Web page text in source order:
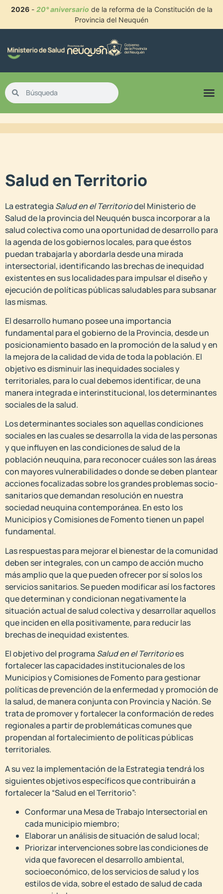
2026- 20° aniversario de la reforma de la Constitución de la
Provincia del Neuquén
Salud en Territorio​
La estrategia Salud en el Territoriodel Ministerio de
Salud de la provincia del Neuquén busca incorporar a la
salud colectiva como una oportunidad de desarrollo para
la agenda de los gobiernos locales, para que éstos
puedan trabajarla y abordarla desde una mirada
intersectorial, identificando las brechas de inequidad
existentes en sus localidades para impulsar el diseño y
ejecución de políticas públicas saludables para subsanar
las mismas.
El desarrollo humano posee una importancia
fundamental para el gobierno de la Provincia, desde un
posicionamiento basado en la promoción de la salud y en
la mejora de la calidad de vida de toda la población. El
objetivo es disminuir las inequidades sociales y
territoriales, para lo cual debemos identificar, de una
manera integrada e interinstitucional, los determinantes
sociales de la salud.
Los determinantes sociales son aquellas condiciones
sociales en las cuales se desarrolla la vida de las personas
y que influyen en las condiciones de salud de la
población neuquina, para reconocer cuáles son las áreas
con mayores vulnerabilidades o donde se deben plantear
acciones focalizadas sobre los grandes problemas socio-
sanitarios que demandan resolución en nuestra
sociedad neuquina contemporánea. En esto los
Municipios y Comisiones de Fomento tienen un papel
fundamental.
Las respuestas para mejorar el bienestar de la comunidad
deben ser integrales, con un campo de acción mucho
más amplio que la que pueden ofrecer por sí solos los
servicios sanitarios. Se pueden modificar así los factores
que determinan y condicionan negativamente la
situación actual de salud colectiva y desarrollar aquellos
que inciden en ella positivamente, para reducir las
brechas de inequidad existentes.
El objetivo del programa Salud en el Territorioes
fortalecer las capacidades institucionales de los
Municipios y Comisiones de Fomento para gestionar
políticas de prevención de la enfermedad y promoción de
la salud, de manera conjunta con Provincia y Nación. Se
trata de promover y fortalecer la conformación de redes
regionales a partir de problemáticas comunes que
propendan al fortalecimiento de políticas públicas
territoriales.
A su vez la implementación de la Estrategia tendrá los
siguientes objetivos específicos que contribuirán a
fortalecer la “Salud en el Territorio”:
Conformar una Mesa de Trabajo Intersectorial en
cada municipio miembro;
Elaborar un análisis de situación de salud local;
Priorizar intervenciones sobre las condiciones de
vida que favorecen el desarrollo ambiental,
socioeconómico, de los servicios de salud y los
estilos de vida, sobre el estado de salud de cada